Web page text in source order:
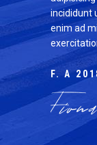
incididunt
enim ad
F. A